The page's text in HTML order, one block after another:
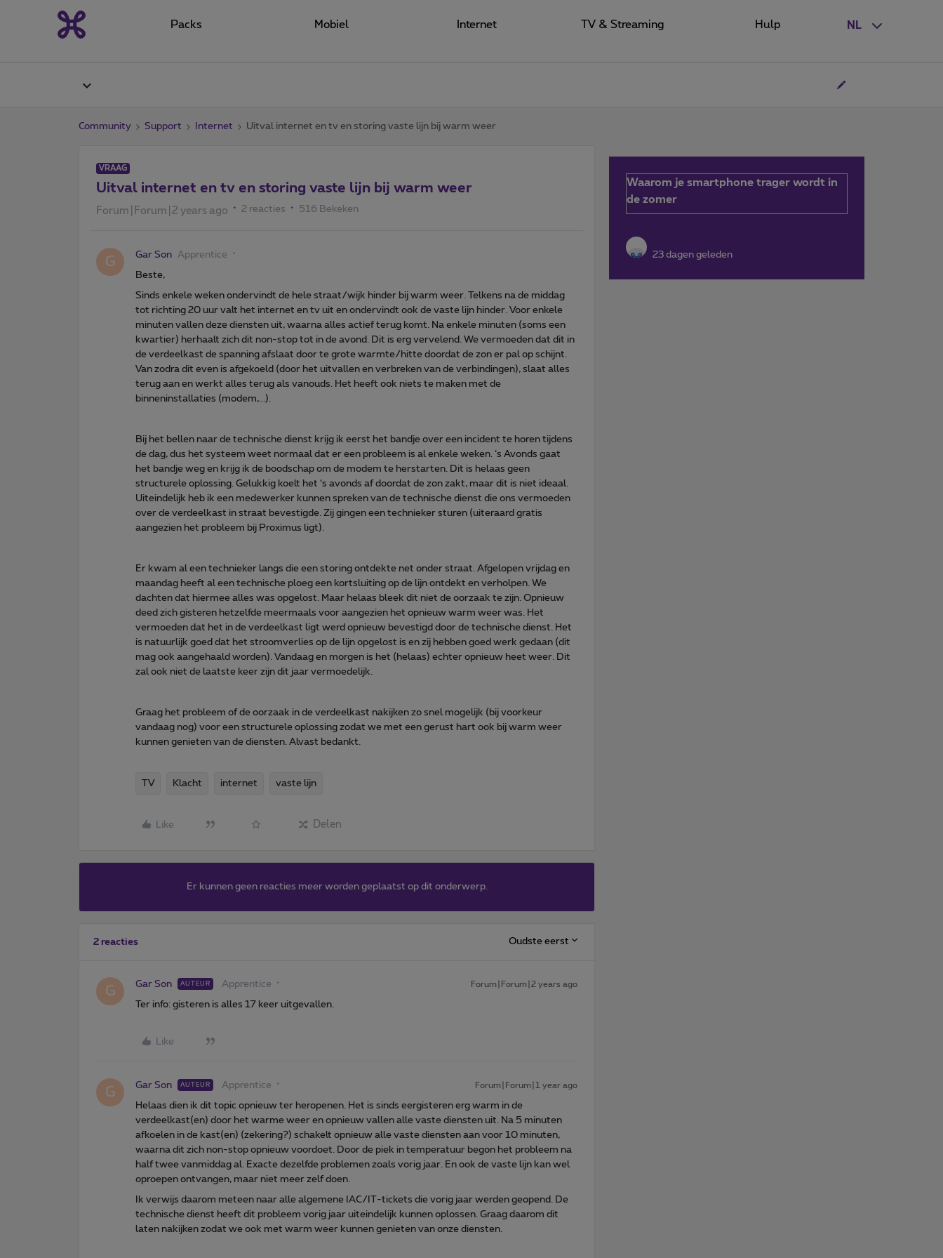
NL
Packs Mobiel Internet TV & Streaming Hulp
Community Support Internet Uitval internet en tv en storing vaste lijn bij warm weer
VRAAG
Uitval internet en tv en storing vaste lijn bij warm weer
Forum|Forum|2 years ago 2 reacties 516 Bekeken
G Gar Son Apprentice
Beste,
Sinds enkele weken ondervindt de hele straat/wijk hinder bij warm weer. Telkens na de middag
tot richting 20 uur valt het internet en tv uit en ondervindt ook de vaste lijn hinder. Voor enkele
minuten vallen deze diensten uit, waarna alles actief terug komt. Na enkele minuten (soms een
kwartier) herhaalt zich dit non-stop tot in de avond. Dit is erg vervelend. We vermoeden dat dit in
de verdeelkast de spanning afslaat door te grote warmte/hitte doordat de zon er pal op schijnt.
Van zodra dit even is afgekoeld (door het uitvallen en verbreken van de verbindingen), slaat alles
terug aan en werkt alles terug als vanouds. Het heeft ook niets te maken met de
binneninstallaties (modem,...).
Bij het bellen naar de technische dienst krijg ik eerst het bandje over een incident te horen tijdens
de dag, dus het systeem weet normaal dat er een probleem is al enkele weken. ‘s Avonds gaat
het bandje weg en krijg ik de boodschap om de modem te herstarten. Dit is helaas geen
structurele oplossing. Gelukkig koelt het ‘s avonds af doordat de zon zakt, maar dit is niet ideaal.
Uiteindelijk heb ik een medewerker kunnen spreken van de technische dienst die ons vermoeden
over de verdeelkast in straat bevestigde. Zij gingen een technieker sturen (uiteraard gratis
aangezien het probleem bij Proximus ligt).
Er kwam al een technieker langs die een storing ontdekte net onder straat. Afgelopen vrijdag en
maandag heeft al een technische ploeg een kortsluiting op de lijn ontdekt en verholpen. We
dachten dat hiermee alles was opgelost. Maar helaas bleek dit niet de oorzaak te zijn. Opnieuw
deed zich gisteren hetzelfde meermaals voor aangezien het opnieuw warm weer was. Het
vermoeden dat het in de verdeelkast ligt werd opnieuw bevestigd door de technische dienst. Het
is natuurlijk goed dat het stroomverlies op de lijn opgelost is en zij hebben goed werk gedaan (dit
mag ook aangehaald worden). Vandaag en morgen is het (helaas) echter opnieuw heet weer. Dit
zal ook niet de laatste keer zijn dit jaar vermoedelijk.
Graag het probleem of de oorzaak in de verdeelkast nakijken zo snel mogelijk (bij voorkeur
vandaag nog) voor een structurele oplossing zodat we met een gerust hart ook bij warm weer
kunnen genieten van de diensten. Alvast bedankt.
TV Klacht internet vaste lijn
Like Delen
Er kunnen geen reacties meer worden geplaatst op dit onderwerp.
2 reacties Oudste eerst
G Gar Son AUTEUR Apprentice Forum|Forum|2 years ago
Ter info: gisteren is alles 17 keer uitgevallen.
Like
G Gar Son AUTEUR Apprentice Forum|Forum|1 year ago
Helaas dien ik dit topic opnieuw ter heropenen. Het is sinds eergisteren erg warm in de
verdeelkast(en) door het warme weer en opnieuw vallen alle vaste diensten uit. Na 5 minuten
afkoelen in de kast(en) (zekering?) schakelt opnieuw alle vaste diensten aan voor 10 minuten,
waarna dit zich non-stop opnieuw voordoet. Door de piek in temperatuur begon het probleem na
half twee vanmiddag al. Exacte dezelfde problemen zoals vorig jaar. En ook de vaste lijn kan wel
oproepen ontvangen, maar niet meer zelf doen.
Ik verwijs daarom meteen naar alle algemene IAC/IT-tickets die vorig jaar werden geopend. De
technische dienst heeft dit probleem vorig jaar uiteindelijk kunnen oplossen. Graag daarom dit
laten nakijken zodat we ook met warm weer kunnen genieten van onze diensten.
Waarom je smartphone trager wordt in
de zomer
23 dagen geleden